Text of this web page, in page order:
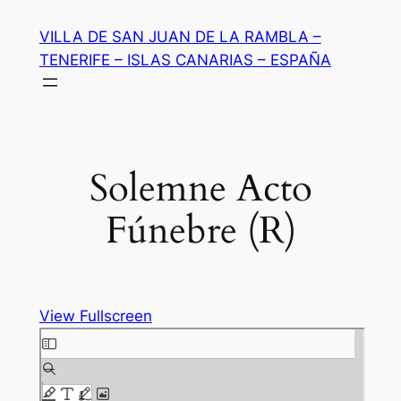
contenido
VILLA DE SAN JUAN DE LA RAMBLA –
TENERIFE – ISLAS CANARIAS – ESPAÑA
Solemne Acto
Fúnebre (R)
View Fullscreen
Saltar
al
contenido